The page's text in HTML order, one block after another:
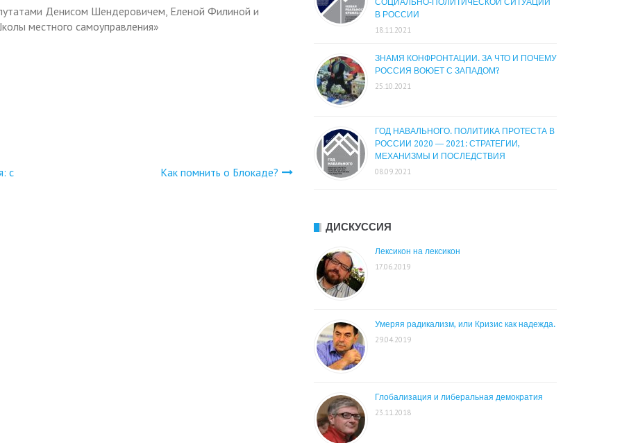
Денисом Шендеровичем, Еленой Филиной и
местного самоуправления»
с
Как помнить о Блокаде?
В РОССИИ
18.11.2021
ЗНАМЯ КОНФРОНТАЦИИ. ЗА ЧТО И ПОЧЕМУ
РОССИЯ ВОЮЕТ С ЗАПАДОМ?
25.10.2021
ГОД НАВАЛЬНОГО. ПОЛИТИКА ПРОТЕСТА В
РОССИИ 2020 — 2021: СТРАТЕГИИ,
МЕХАНИЗМЫ И ПОСЛЕДСТВИЯ
08.09.2021
ДИСКУССИЯ
Лексикон на лексикон
17.06.2019
Умеряя радикализм, или Кризис как надежда.
29.04.2019
Глобализация и либеральная демократия
23.11.2018